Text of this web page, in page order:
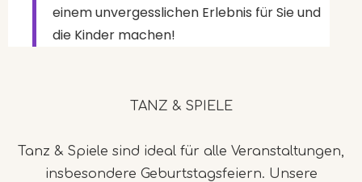
einem unvergesslichen Erlebnis für Sie und
die Kinder machen!
TANZ & SPIELE
Tanz & Spiele sind ideal für alle Veranstaltungen,
insbesondere Geburtstagsfeiern. Unsere